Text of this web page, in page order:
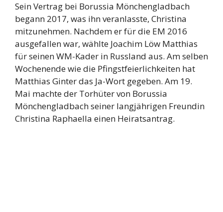
Sein Vertrag bei Borussia Mönchengladbach
begann 2017, was ihn veranlasste, Christina
mitzunehmen. Nachdem er für die EM 2016
ausgefallen war, wählte Joachim Löw Matthias
für seinen WM-Kader in Russland aus. Am selben
Wochenende wie die Pfingstfeierlichkeiten hat
Matthias Ginter das Ja-Wort gegeben. Am 19.
Mai machte der Torhüter von Borussia
Mönchengladbach seiner langjährigen Freundin
Christina Raphaella einen Heiratsantrag.